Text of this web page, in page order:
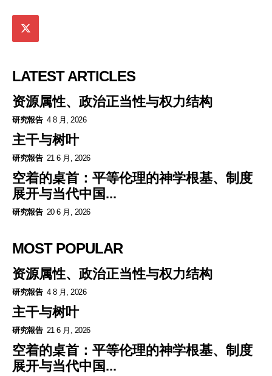
LATEST ARTICLES
资源属性、政治正当性与权力结构
研究報告 4 8 月, 2026
主干与树叶
研究報告 21 6 月, 2026
空着的桌首：平等伦理的神学根基、制度
展开与当代中国...
研究報告 20 6 月, 2026
MOST POPULAR
资源属性、政治正当性与权力结构
研究報告 4 8 月, 2026
主干与树叶
研究報告 21 6 月, 2026
空着的桌首：平等伦理的神学根基、制度
展开与当代中国...